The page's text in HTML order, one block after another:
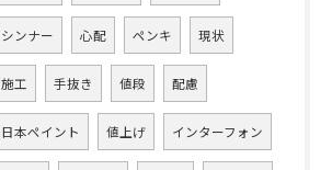
シンナー 心配 ペンキ 現状
施工 手抜き 値段 配慮
日本ペイント 値上げ インターフォン